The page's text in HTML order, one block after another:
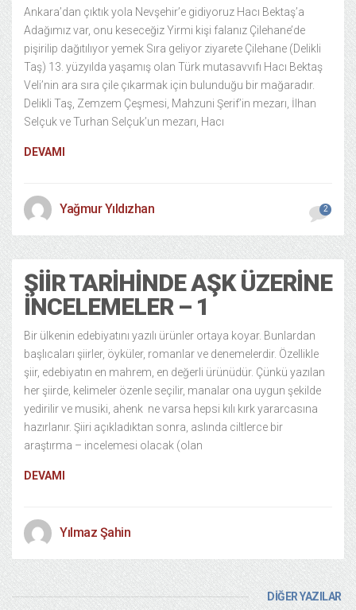
Ankara’dan çıktık yola Nevşehir’e gidiyoruz Hacı Bektaş’a
Adağımız var, onu keseceğiz Yirmi kişi falanız Çilehane’de
pişirilip dağıtılıyor yemek Sıra geliyor ziyarete Çilehane (Delikli
Taş) 13. yüzyılda yaşamış olan Türk mutasavvıfı Hacı Bektaş
Veli’nin ara sıra çile çıkarmak için bulunduğu bir mağaradır.
Delikli Taş, Zemzem Çeşmesi, Mahzuni Şerif’in mezarı, İlhan
Selçuk ve Turhan Selçuk’un mezarı, Hacı
DEVAMI
Yağmur Yıldızhan 2
ŞIIR TARIHINDE AŞK ÜZERINE
İNCELEMELER – 1
Bir ülkenin edebiyatını yazılı ürünler ortaya koyar. Bunlardan
başlıcaları şiirler, öyküler, romanlar ve denemelerdir. Özellikle
şiir, edebiyatın en mahrem, en değerli ürünüdür. Çünkü yazılan
her şiirde, kelimeler özenle seçilir, manalar ona uygun şekilde
yedirilir ve musiki, ahenk ne varsa hepsi kılı kırk yararcasına
hazırlanır. Şiiri açıkladıktan sonra, aslında ciltlerce bir
araştırma – incelemesi olacak (olan
DEVAMI
Yılmaz Şahin
DİĞER YAZILAR